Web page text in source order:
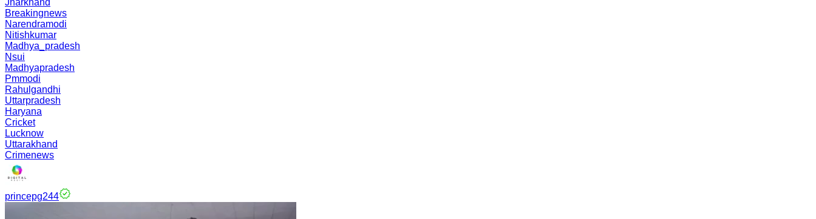
Jharkhand
Breakingnews
Narendramodi
Nitishkumar
Madhya_pradesh
Nsui
Madhyapradesh
Pmmodi
Rahulgandhi
Uttarpradesh
Haryana
Cricket
Lucknow
Uttarakhand
Crimenews
princepg244